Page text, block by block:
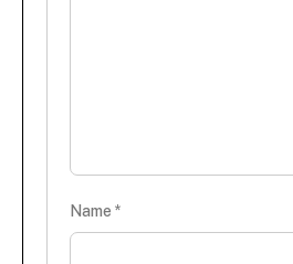
Name *